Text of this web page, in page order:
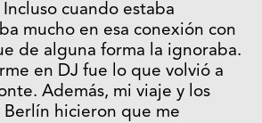
cuando estaba
mucho en esa conexión con
de alguna forma la ignoraba.
en DJ fue lo que volvió a
Además, mi viaje y los
Berlín hicieron que me